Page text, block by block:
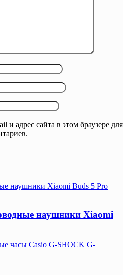
и адрес сайта в этом браузере для
наушники Xiaomi Buds 5 Pro
наушники Xiaomi
часы Casio G-SHOCK G-